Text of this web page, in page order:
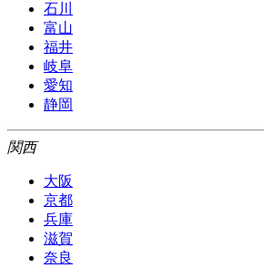
石川
富山
福井
岐阜
愛知
静岡
関西
大阪
京都
兵庫
滋賀
奈良